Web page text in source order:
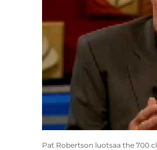
Pat Robertson luotsaa the 700